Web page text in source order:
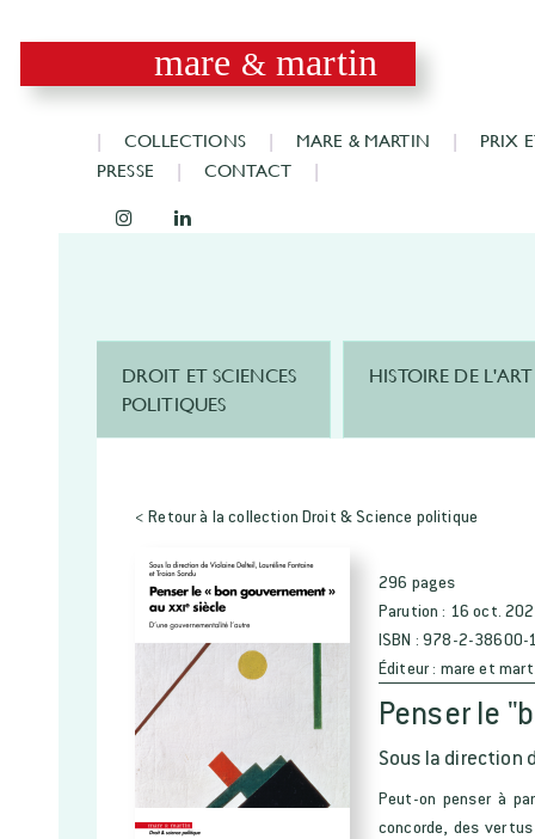
mare & martin
COLLECTIONS MARE & MARTIN
PRIX
PRESSE
CONTACT
DROIT ET SCIENCES
POLITIQUES
HISTOIRE DE L'ART
< Retour à la collection Droit & Science politique
296 pages
Parution : 16 oct.
ISBN : 978-2-38600-
Éditeur : mare et
Penser le
Sous la direction
Peut-on penser à
concorde, des